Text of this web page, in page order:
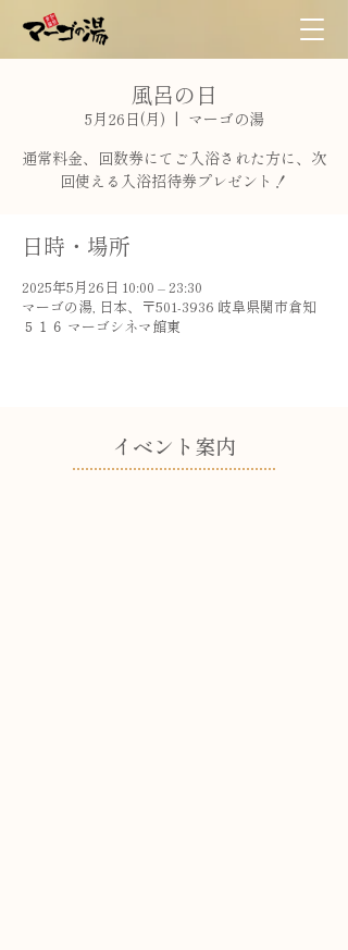
風呂の日
5月26日(月)
  |
マーゴの湯
通常料金、回数券にてご入浴された方に、次
日時・場所
2025年5月26日 10:00 – 23:30
マーゴの湯, 日本、〒501-3936 岐阜県関市倉知
５１６ マーゴシネマ館東
​イベント案内